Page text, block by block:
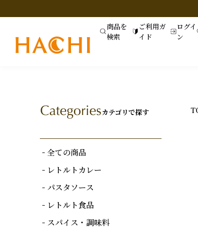
商品を
検索
ご利用ガ
イド
ログイ
ン
カテゴリで探す
全ての商品
レトルトカレー
パスタソース
レトルト食品
スパイス・調味料